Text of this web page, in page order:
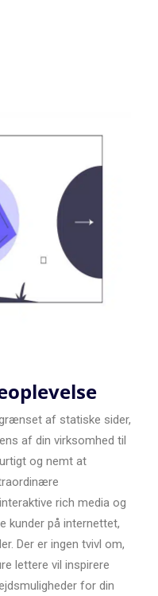
af statiske sider,
af din virksomhed til
og nemt at
rich media og
kunder på internettet,
Der er ingen tvivl om,
lettere vil inspirere
for din